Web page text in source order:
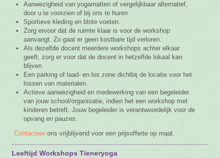
Aanwezigheid van yogamatten of vergelijkbaar alternatief,
door u te voorzien of bij ons te huren.
Sportieve kleding en blote voeten.
Zorg ervoor dat de ruimte klaar is voor de workshop
aanvangt. Zo gaat er geen kostbare tijd verloren.
Als dezelfde docent meerdere workshops achter elkaar
geeft, zorg er voor dat de docent in hetzelfde lokaal kan
blijven.
Een parking of laad- en los zone dichtbij de locatie voor het
lossen van materialen.
Actieve aanwezigheid en medewerking van een begeleider
van jouw school/organisatie, indien het een workshop met
kinderen betreft. Jouw begeleider is verantwoordelijk voor de
opvang en pauzes.
Contacteer ons vrijblijvend voor een prijsofferte op maat.
Leeftijd Workshops Tieneryoga